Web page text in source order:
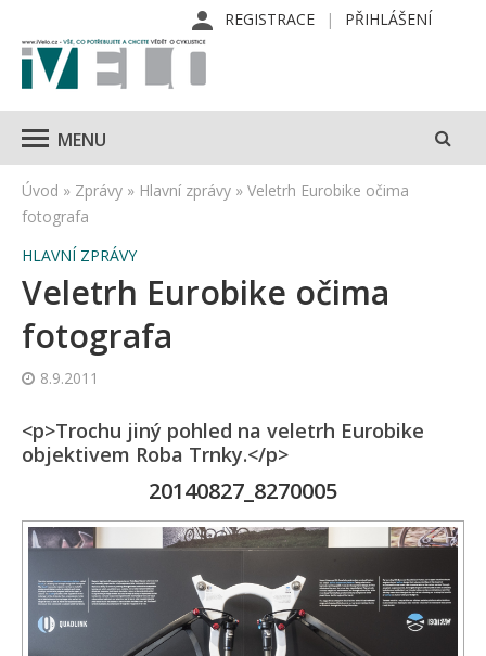
REGISTRACE PŘIHLÁŠENÍ
MENU
Úvod » Zprávy » Hlavní zprávy » Veletrh Eurobike očima
fotografa
HLAVNÍ ZPRÁVY
Veletrh Eurobike očima
fotografa
8.9.2011
<p>Trochu jiný pohled na veletrh Eurobike
objektivem Roba Trnky.</p>
20140827_8270005